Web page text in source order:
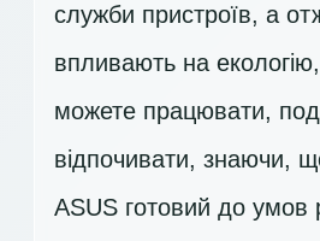
служби пристроїв, а
впливають на
можете працювати,
відпочивати, знаючи,
ASUS готовий до умов